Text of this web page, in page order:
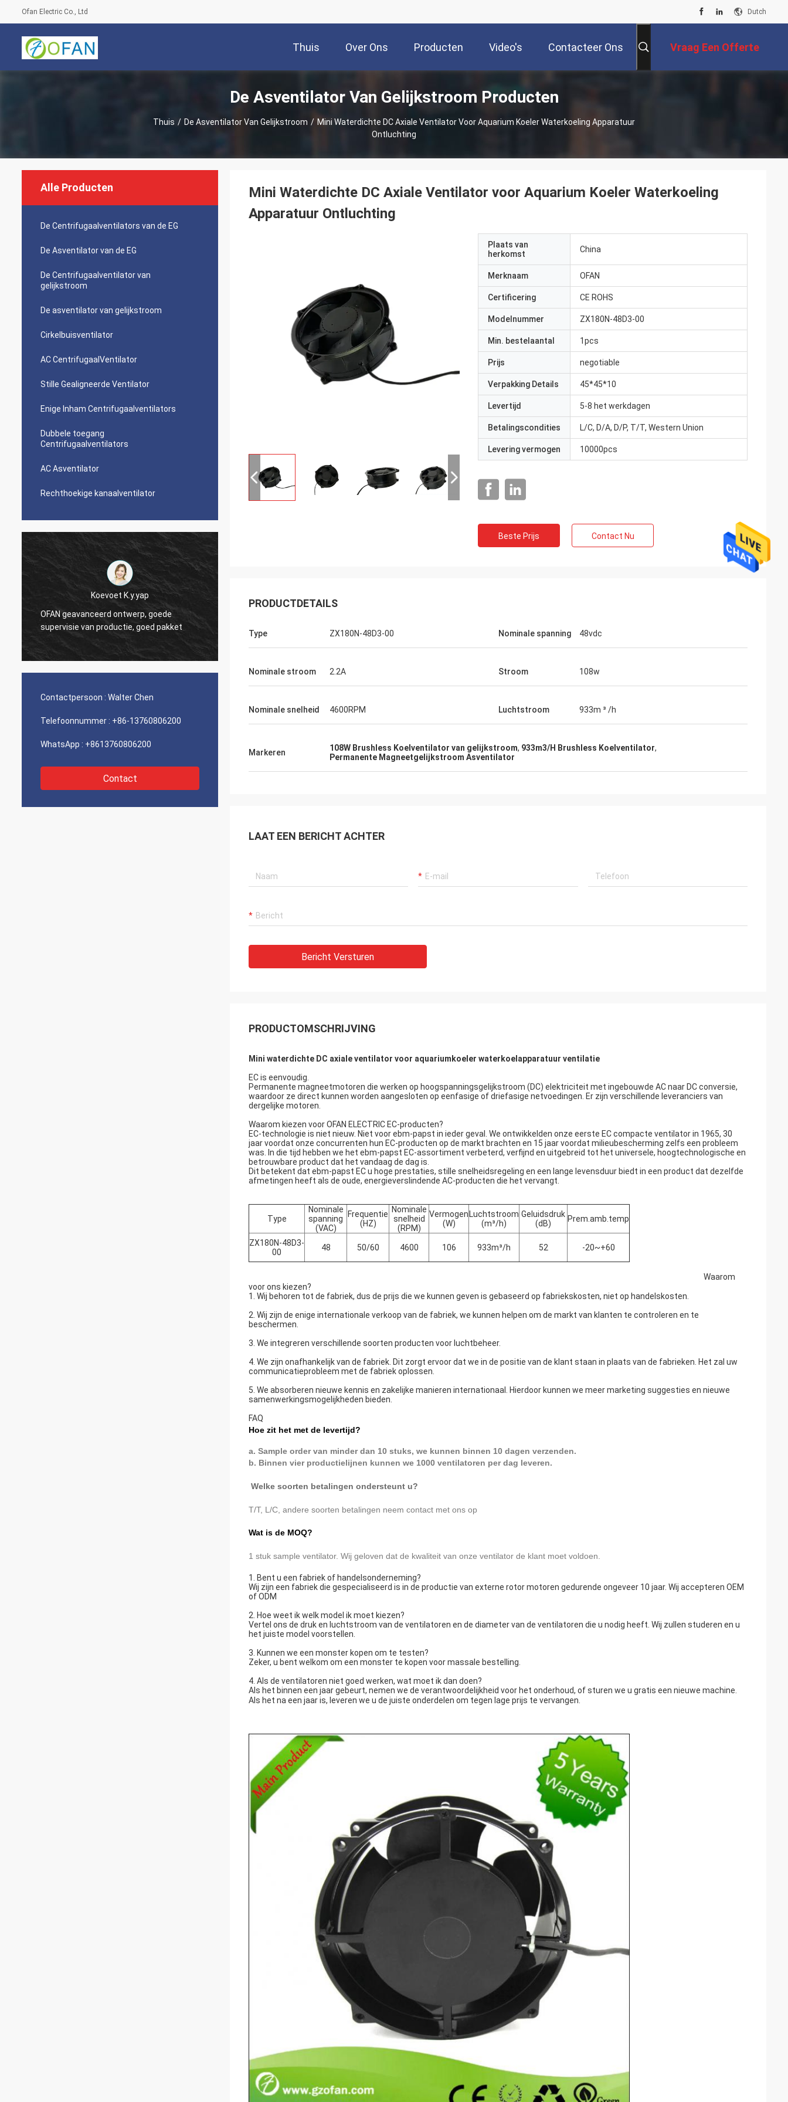
Ofan Electric Co., Ltd Dutch
Thuis Over Ons Producten Video's Contacteer Ons Vraag Een Offerte
De Asventilator Van Gelijkstroom Producten
Thuis / De Asventilator Van Gelijkstroom / Mini Waterdichte DC Axiale Ventilator Voor Aquarium Koeler Waterkoeling Apparatuur
Ontluchting
Alle Producten
De Centrifugaalventilators van de EG
De Asventilator van de EG
De Centrifugaalventilator van
gelijkstroom
De asventilator van gelijkstroom
Cirkelbuisventilator
AC CentrifugaalVentilator
Stille Gealigneerde Ventilator
Enige Inham Centrifugaalventilators
Dubbele toegang
Centrifugaalventilators
AC Asventilator
Rechthoekige kanaalventilator
Koevoet K.y.yap
OFAN geavanceerd ontwerp, goede
supervisie van productie, goed pakket
Contactpersoon : Walter Chen
Telefoonnummer : +86-13760806200
WhatsApp : +8613760806200
Contact
Mini Waterdichte DC Axiale Ventilator voor Aquarium Koeler Waterkoeling
Apparatuur Ontluchting
Plaats van
herkomst
China
Merknaam OFAN
Certificering CE ROHS
Modelnummer ZX180N-48D3-00
Min. bestelaantal 1pcs
Prijs negotiable
Verpakking Details 45*45*10
Levertijd 5-8 het werkdagen
Betalingscondities L/C, D/A, D/P, T/T, Western Union
Levering vermogen 10000pcs
Beste Prijs Contact Nu
PRODUCTDETAILS
Type ZX180N-48D3-00 Nominale spanning 48vdc
Nominale stroom 2.2A Stroom 108w
Nominale snelheid 4600RPM Luchtstroom 933m ³ /h
Markeren 108W Brushless Koelventilator van gelijkstroom, 933m3/H Brushless Koelventilator,
Permanente Magneetgelijkstroom Asventilator
LAAT EEN BERICHT ACHTER
Bericht Versturen
PRODUCTOMSCHRIJVING
Mini waterdichte DC axiale ventilator voor aquariumkoeler waterkoelapparatuur ventilatie
EC is eenvoudig.
Permanente magneetmotoren die werken op hoogspanningsgelijkstroom (DC) elektriciteit met ingebouwde AC naar DC conversie,
waardoor ze direct kunnen worden aangesloten op eenfasige of driefasige netvoedingen. Er zijn verschillende leveranciers van
dergelijke motoren.
Waarom kiezen voor OFAN ELECTRIC EC-producten?
EC-technologie is niet nieuw. Niet voor ebm-papst in ieder geval. We ontwikkelden onze eerste EC compacte ventilator in 1965, 30
jaar voordat onze concurrenten hun EC-producten op de markt brachten en 15 jaar voordat milieubescherming zelfs een probleem
was. In die tijd hebben we het ebm-papst EC-assortiment verbeterd, verfijnd en uitgebreid tot het universele, hoogtechnologische en
betrouwbare product dat het vandaag de dag is.
Dit betekent dat ebm-papst EC u hoge prestaties, stille snelheidsregeling en een lange levensduur biedt in een product dat dezelfde
afmetingen heeft als de oude, energieverslindende AC-producten die het vervangt.
Type
Nominale
spanning
(VAC)
Frequentie
(HZ)
Nominale
snelheid
(RPM)
Vermogen
(W)
Luchtstroom
(m³/h)
Geluidsdruk
(dB)
Prem.amb.temp
ZX180N-48D3-
00
48 50/60 4600 106 933m³/h 52 -20~+60
Waarom
voor ons kiezen?
1. Wij behoren tot de fabriek, dus de prijs die we kunnen geven is gebaseerd op fabriekskosten, niet op handelskosten.
2. Wij zijn de enige internationale verkoop van de fabriek, we kunnen helpen om de markt van klanten te controleren en te
beschermen.
3. We integreren verschillende soorten producten voor luchtbeheer.
4. We zijn onafhankelijk van de fabriek. Dit zorgt ervoor dat we in de positie van de klant staan in plaats van de fabrieken. Het zal uw
communicatieprobleem met de fabriek oplossen.
5. We absorberen nieuwe kennis en zakelijke manieren internationaal. Hierdoor kunnen we meer marketing suggesties en nieuwe
samenwerkingsmogelijkheden bieden.
FAQ
Hoe zit het met de levertijd?
a. Sample order van minder dan 10 stuks, we kunnen binnen 10 dagen verzenden.
b. Binnen vier productielijnen kunnen we 1000 ventilatoren per dag leveren.
Welke soorten betalingen ondersteunt u?
T/T, L/C, andere soorten betalingen neem contact met ons op
Wat is de MOQ?
1 stuk sample ventilator. Wij geloven dat de kwaliteit van onze ventilator de klant moet voldoen.
1. Bent u een fabriek of handelsonderneming?
Wij zijn een fabriek die gespecialiseerd is in de productie van externe rotor motoren gedurende ongeveer 10 jaar. Wij accepteren OEM
of ODM
2. Hoe weet ik welk model ik moet kiezen?
Vertel ons de druk en luchtstroom van de ventilatoren en de diameter van de ventilatoren die u nodig heeft. Wij zullen studeren en u
het juiste model voorstellen.
3. Kunnen we een monster kopen om te testen?
Zeker, u bent welkom om een monster te kopen voor massale bestelling.
4. Als de ventilatoren niet goed werken, wat moet ik dan doen?
Als het binnen een jaar gebeurt, nemen we de verantwoordelijkheid voor het onderhoud, of sturen we u gratis een nieuwe machine.
Als het na een jaar is, leveren we u de juiste onderdelen om tegen lage prijs te vervangen.